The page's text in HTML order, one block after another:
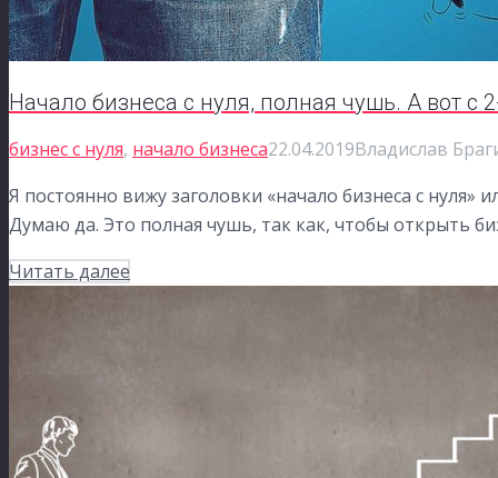
Начало бизнеса с нуля, полная чушь. А вот
бизнес с нуля, начало бизнеса22.04.2019Владислав
Я постоянно вижу заголовки «начало бизнеса с нуля»
Думаю да. Это полная чушь, так как, чтобы открыть
Читать далее